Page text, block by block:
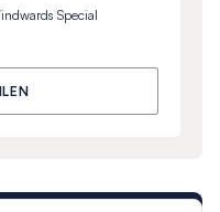
Special